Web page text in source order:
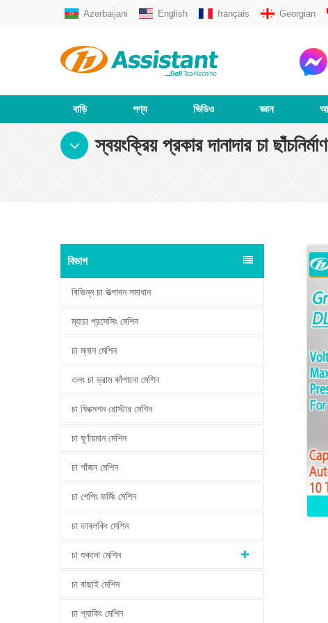
Azerbaijani English français Georgian
বাড়ি পণ্য ভিডিও জ্ঞান
স্বয়ংক্রিয় প্রকার দানাদার চা
বিভাগ
বিভিন্ন চা উত্পাদন সমাধান
ম্যাচা প্রসেসিং মেশিন
চা ম্লান মেশিন
ওলং চা ড্রাম কাঁপানো মেশিন
চা ফিক্সেশন রোস্টার মেশিন
চা ঘূর্ণায়মান মেশিন
চা গাঁজন মেশিন
চা শেপিং ফর্মিং মেশিন
চা ডাবলকিং মেশিন
চা শুকনো মেশিন
চা বাছাই মেশিন
চা প্যাকিং মেশিন